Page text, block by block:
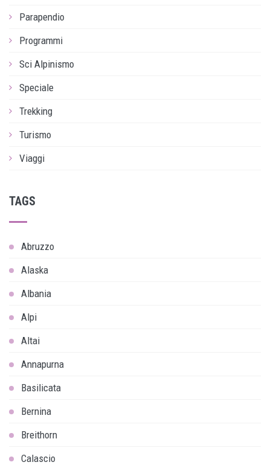
Parapendio
Programmi
Sci Alpinismo
Speciale
Trekking
Turismo
Viaggi
TAGS
Abruzzo
Alaska
Albania
Alpi
Altai
Annapurna
Basilicata
Bernina
Breithorn
Calascio